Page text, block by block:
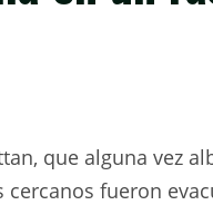
que alguna vez
fueron